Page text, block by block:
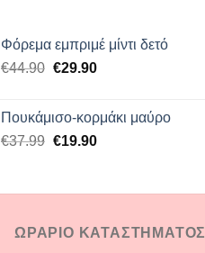
Φόρεμα εμπριμέ μίντι δετό
€44.90 Original
€44.90.
€29.90Η
είναι:
€29.90.
Πουκάμισο-κορμάκι μαύρο
€37.99 Original
€37.99.
€19.90Η
είναι:
ΩΡΑΡΙΟ ΚΑΤΑΣΤΗΜΑΤΟΣ